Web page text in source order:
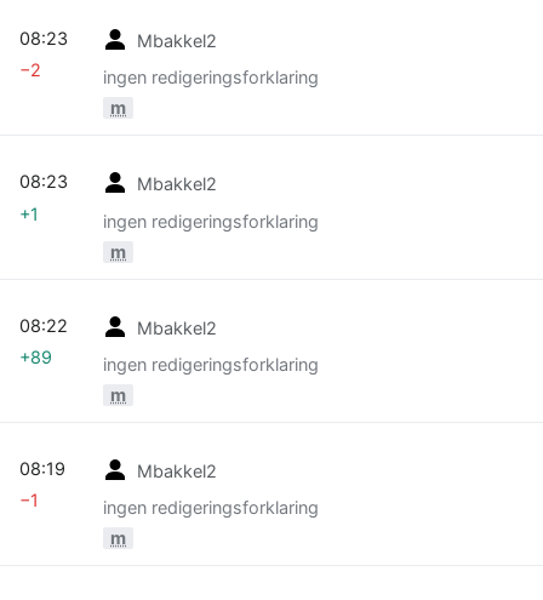
Mbakkel2
ingen redigeringsforklaring
m
08:23
−2
Mbakkel2
ingen redigeringsforklaring
m
08:23
+1
Mbakkel2
ingen redigeringsforklaring
m
08:22
+89
Mbakkel2
ingen redigeringsforklaring
m
08:19
−1